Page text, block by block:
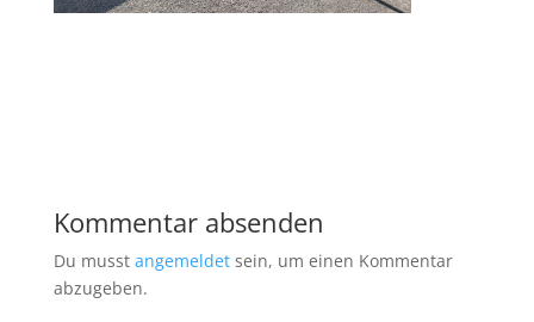
Kommentar absenden
Du musst angemeldetsein, um einen Kommentar
abzugeben.